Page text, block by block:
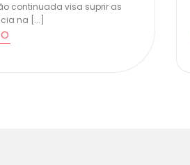
continuada visa suprir as
na [...]